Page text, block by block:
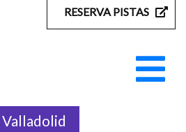
RESERVA PISTAS
Valladolid